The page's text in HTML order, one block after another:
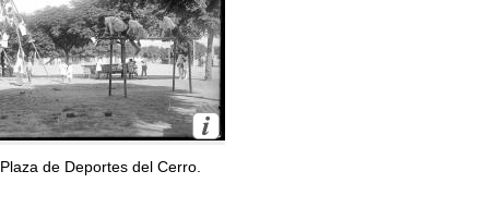
Plaza de Deportes del Cerro.